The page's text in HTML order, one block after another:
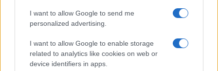
I want to allow Google to send me
personalized advertising.
I want to allow Google to enable storage
related to analytics like cookies on web or
device identifiers in apps.
LIFESTYLE